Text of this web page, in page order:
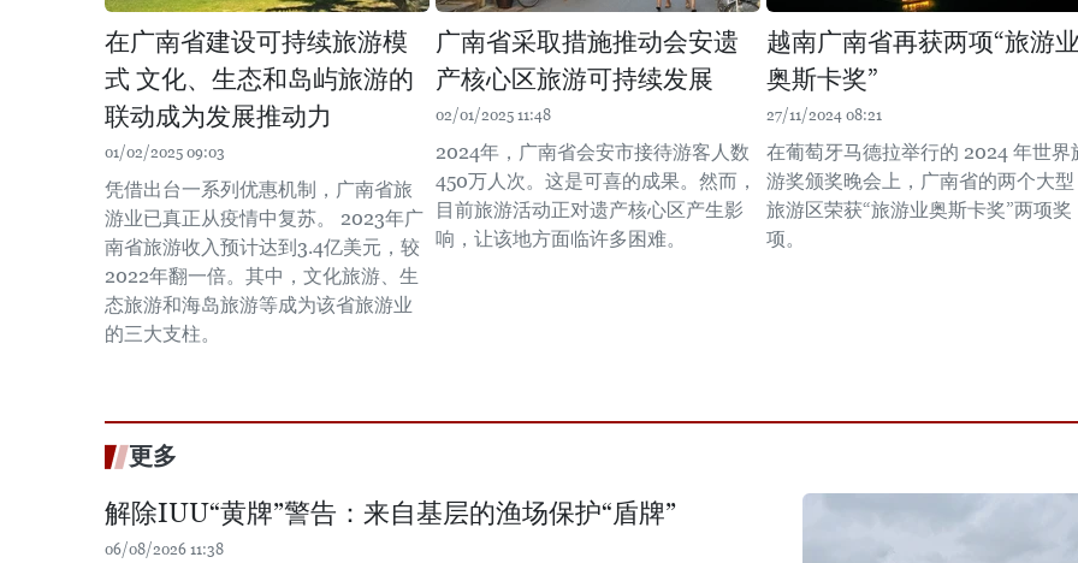
在广南省建设可持续旅游模
式 文化、生态和岛屿旅游的
联动成为发展推动力
01/02/2025 09:03
凭借出台一系列优惠机制，广南省旅
游业已真正从疫情中复苏。 2023年广
南省旅游收入预计达到3.4亿美元，较
2022年翻一倍。其中，文化旅游、生
态旅游和海岛旅游等成为该省旅游业
的三大支柱。
广南省采取措施推动会安遗
产核心区旅游可持续发展
02/01/2025 11:48
2024年，广南省会安市接待游客人数
450万人次。这是可喜的成果。然而，
目前旅游活动正对遗产核心区产生影
响，让该地方面临许多困难。
越南广南省再获两项“旅游
奥斯卡奖”
27/11/2024 08:21
在葡萄牙马德拉举行的 2024 年世界
游奖颁奖晚会上，广南省的两个大型
旅游区荣获“旅游业奥斯卡奖”两项奖
项。
更多
解除IUU“黄牌”警告：来自基层的渔场保护“盾牌”
06/08/2026 11:38